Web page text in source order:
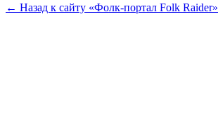
← Назад к сайту «Фолк-портал Folk Raider»